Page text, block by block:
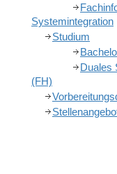
Systemintegration
Studium
Duales
(FH)